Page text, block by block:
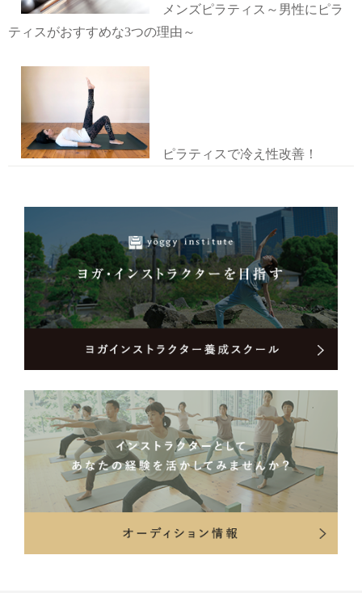
メンズピラティス～男性にピラ
ティスがおすすめな3つの理由～
ピラティスで冷え性改善！